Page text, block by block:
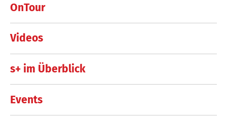
OnTour
Videos
s+ im Überblick
Events